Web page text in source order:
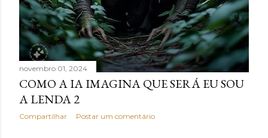
e
n
s
novembro 01, 2024
COMO A IA IMAGINA QUE SERÁ EU SOU
A LENDA 2
Compartilhar Postar um comentário